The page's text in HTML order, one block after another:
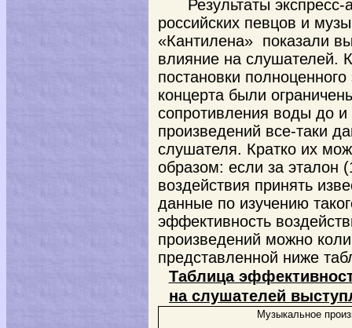
Результаты
российских певцов и
«Кантилена» показали
влияние на слушателей.
постановки
концерта были
сопротивления воды до
произведений все-таки
слушателя. Кратко их
образом: если за эталон
воздействия принять
данные по изучению
эффективность
произведений можно
представленной ниже
Таблица
на слушателей
Музыкальное